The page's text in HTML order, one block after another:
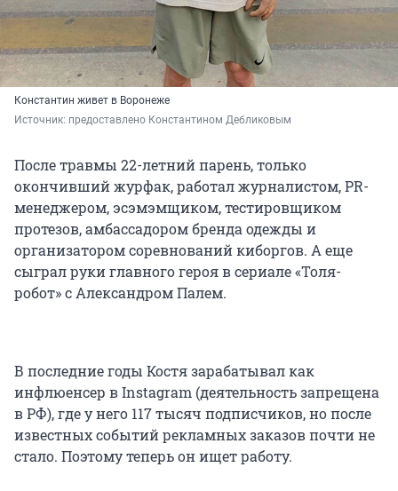
Константин живет в Воронеже
Источник: предоставлено Константином Дебликовым
После травмы 22-летний парень, только
окончивший журфак, работал журналистом, PR-
менеджером, эсэмэмщиком, тестировщиком
протезов, амбассадором бренда одежды и
организатором соревнований киборгов. А еще
сыграл руки главного героя в сериале «Толя-
робот» с Александром Палем.
В последние годы Костя зарабатывал как
инфлюенсер в Instagram (деятельность запрещена
в РФ), где у него 117 тысяч подписчиков, но после
известных событий рекламных заказов почти не
стало. Поэтому теперь он ищет работу.